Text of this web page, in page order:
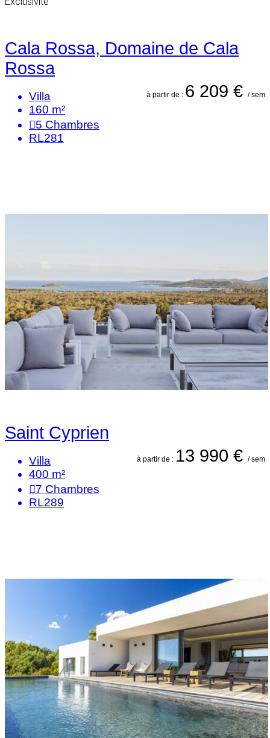
Cala Rossa, Domaine de Cala
Rossa
à partir de : 6 209 € / sem
Villa
160 m²
5 Chambres
RL281
Saint Cyprien
à partir de : 13 990 € / sem
Villa
400 m²
7 Chambres
RL289